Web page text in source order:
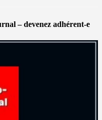
– devenez adhérent-e